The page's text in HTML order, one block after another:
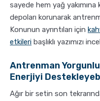
sayede hem yağ
depoları korunarak
Konunun ayrıntıları için
etkileri başlıklı yazımızı
Antrenman
Enerjiyi
Ağır bir setin son